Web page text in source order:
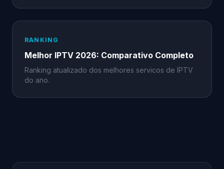
RANKING
Melhor IPTV 2026: Comparativo Completo
Ranking atualizado dos melhores servicos de IPTV
do ano.